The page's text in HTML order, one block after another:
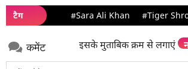
टैग #Sara Ali Khan #Tiger
कमेंट इसके मुताबिक क्रम से लगाएं